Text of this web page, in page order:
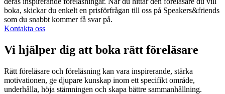
boka, skickar du enkelt en prisförfrågan till oss på Speakers&friends
som du snabbt kommer få svar på.
Kontakta oss
Vi hjälper dig att boka rätt föreläsare
Rätt föreläsare och föreläsning kan vara inspirerande, stärka
motivationen, ge djupare kunskap inom ett specifikt område,
underhålla, höja stämningen och skapa bättre sammanhållning.